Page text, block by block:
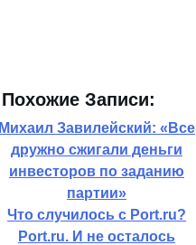
Похожие Записи:
Михаил Завилейский: «Все
дружно сжигали деньги
инвесторов по заданию
партии»
Что случилось с Port.ru?
Port.ru. И не осталось